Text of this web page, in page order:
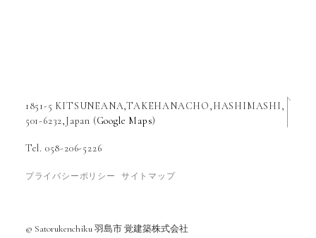
1851-5 KITSUNEANA,TAKEHANACHO,HASHIMASHI,
501-6232,Japan (Google Maps)
Tel. 058-206-5226
プライバシーポリシー サイトマップ
© Satorukenchiku 羽島市 覚建築株式会社